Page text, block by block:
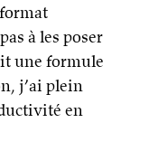
à les poser
une formule
j’ai plein
en